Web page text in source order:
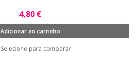
4,80 €
Adicionar ao carrinho
Selecione para comparar